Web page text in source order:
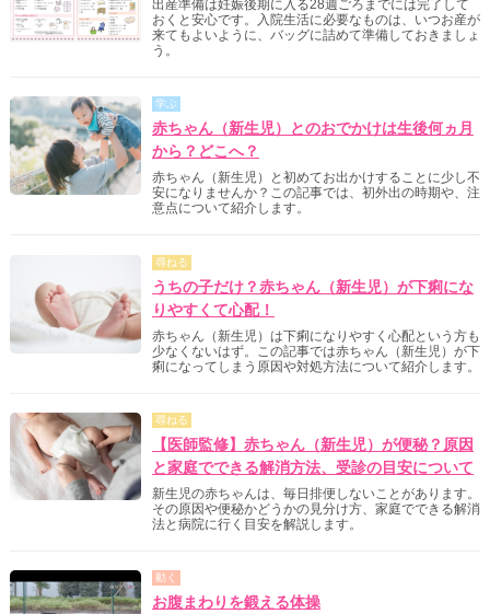
出産準備は妊娠後期に入る28週ごろまでには完了して
おくと安心です。入院生活に必要なものは、いつお産が
来てもよいように、バッグに詰めて準備しておきましょ
う。
学ぶ
赤ちゃん（新生児）とのおでかけは生後何ヵ月
から？どこへ？
赤ちゃん（新生児）と初めてお出かけすることに少し不
安になりませんか？この記事では、初外出の時期や、注
意点について紹介します。
尋ねる
うちの子だけ？赤ちゃん（新生児）が下痢にな
りやすくて心配！
赤ちゃん（新生児）は下痢になりやすく心配という方も
少なくないはず。この記事では赤ちゃん（新生児）が下
痢になってしまう原因や対処方法について紹介します。
尋ねる
【医師監修】赤ちゃん（新生児）が便秘？原因
と家庭でできる解消方法、受診の目安について
新生児の赤ちゃんは、毎日排便しないことがあります。
その原因や便秘かどうかの見分け方、家庭でできる解消
法と病院に行く目安を解説します。
動く
お腹まわりを鍛える体操